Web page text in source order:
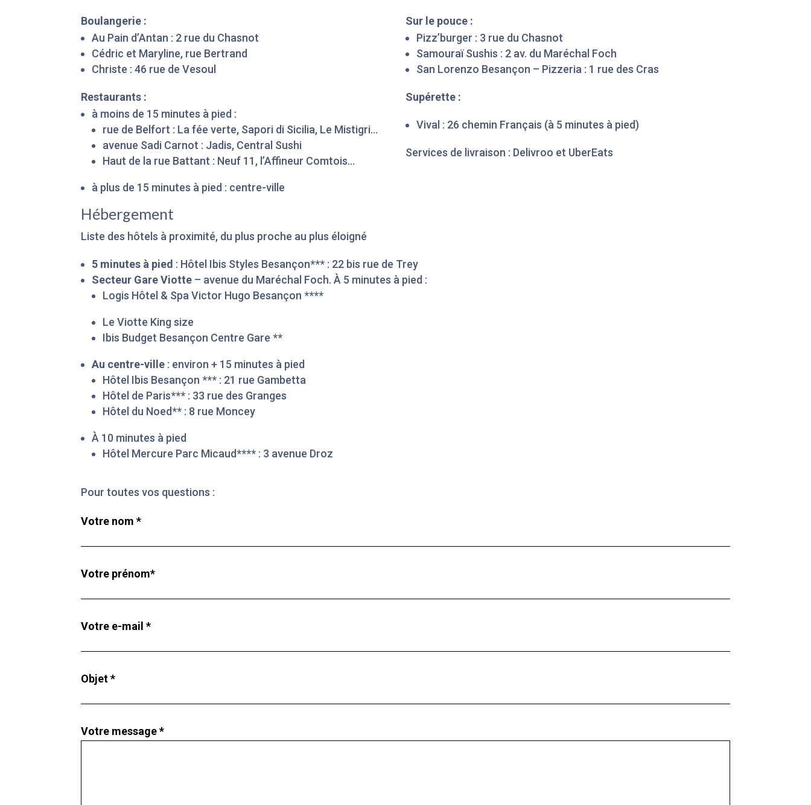
Boulangerie :
Au Pain d’Antan : 2 rue du Chasnot
Cédric et Maryline, rue Bertrand
Christe : 46 rue de Vesoul
Sur le pouce :
Pizz’burger : 3 rue du Chasnot
Samouraï Sushis : 2 av. du Maréchal Foch
San Lorenzo Besançon – Pizzeria : 1 rue des Cras
Restaurants :
à moins de 15 minutes à pied :
rue de Belfort : La fée verte, Sapori di Sicilia, Le Mistigri…
avenue Sadi Carnot : Jadis, Central Sushi
Haut de la rue Battant : Neuf 11, l’Affineur Comtois…
à plus de 15 minutes à pied : centre-ville
Supérette :
Vival : 26 chemin Français (à 5 minutes à pied)
Services de livraison : Delivroo et UberEats
Hébergement
Liste des hôtels à proximité, du plus proche au plus éloigné
5 minutes à pied : Hôtel Ibis Styles Besançon*** : 22 bis rue de Trey
Secteur Gare Viotte – avenue du Maréchal Foch. À 5 minutes à pied :
Logis Hôtel & Spa Victor Hugo Besançon ****
Le Viotte King size
Ibis Budget Besançon Centre Gare **
Au centre-ville : environ + 15 minutes à pied
Hôtel Ibis Besançon *** : 21 rue Gambetta
Hôtel de Paris*** : 33 rue des Granges
Hôtel du Noed** : 8 rue Moncey
À 10 minutes à pied
Hôtel Mercure Parc Micaud**** : 3 avenue Droz
Pour toutes vos questions :
Votre nom *
Votre prénom*
Votre e-mail *
Objet *
Votre message *